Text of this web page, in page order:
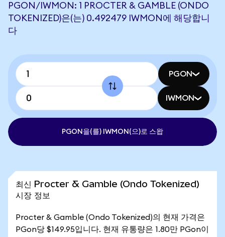
PGON/IWMON: 1 PROCTER & GAMBLE (ONDO
TOKENIZED)은(는) 0.492479 IWMON에 해당합니
다
PGON
IWMON
PGON을(를) IWMON(으)로 스왑
최신 Procter & Gamble (Ondo Tokenized)
시장 정보
Procter & Gamble (Ondo Tokenized)의 현재 가격은
PGon당 $149.95입니다. 현재 유통량은 1.80만 PGon이